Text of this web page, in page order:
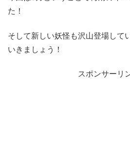
た！
そして新しい妖怪も沢山登場して
いきましょう！
スポンサーリ